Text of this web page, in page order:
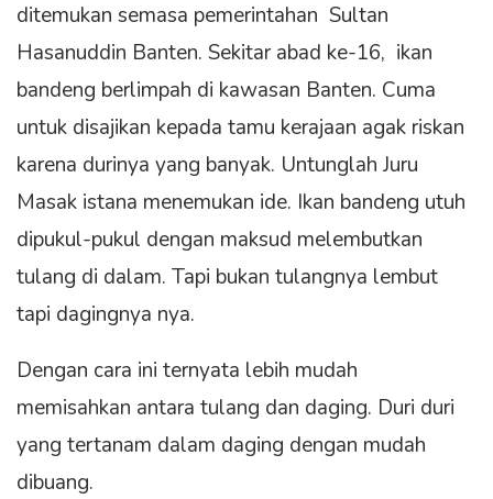
ditemukan semasa pemerintahan Sultan
Hasanuddin Banten. Sekitar abad ke-16, ikan
bandeng berlimpah di kawasan Banten. Cuma
untuk disajikan kepada tamu kerajaan agak riskan
karena durinya yang banyak. Untunglah Juru
Masak istana menemukan ide. Ikan bandeng utuh
dipukul-pukul dengan maksud melembutkan
tulang di dalam. Tapi bukan tulangnya lembut
tapi dagingnya nya.
Dengan cara ini ternyata lebih mudah
memisahkan antara tulang dan daging. Duri duri
yang tertanam dalam daging dengan mudah
dibuang.